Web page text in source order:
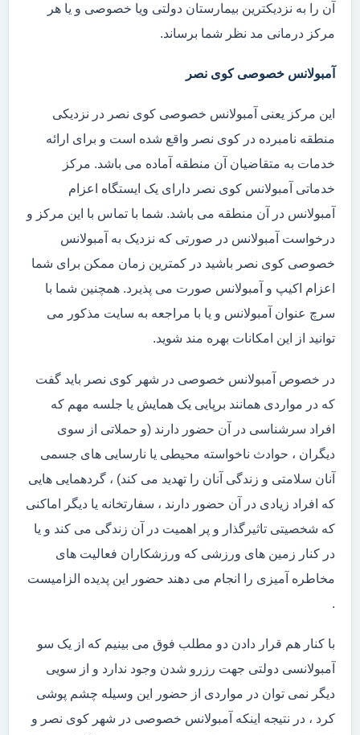
آن را به نزدیکترین بیمارستان دولتی ویا خصوصی و یا هر
مرکز درمانی مد نظر شما برساند.
آمبولانس خصوصی کوی نصر
این مرکز یعنی آمبولانس خصوصی کوی نصر در نزدیکی
منطقه نامبرده در کوی نصر واقع شده است و برای ارائه
خدمات به متقاضیان آن منطقه آماده می باشد. مرکز
خدماتی آمبولانس کوی نصر دارای یک ایستگاه اعزام
آمبولانس در آن منطقه می باشد. شما با تماس با این مرکز و
درخواست آمبولانس در صورتی که نزدیک به آمبولانس
خصوصی کوی نصر باشید در کمترین زمان ممکن برای شما
اعزام اکیپ و آمبولانس صورت می پذیرد. همچنین شما با
سرچ عنوان آمبولانس و یا با مراجعه به سایت مذکور می
توانید از این امکانات بهره مند شوید.
در خصوص آمبولانس خصوصی در شهر کوی نصر باید گفت
که در مواردی همانند برپایی یک همایش یا جلسه مهم که
افراد سرشناسی در آن حضور دارند (و حملاتی از سوی
دیگران ، حوادث ناخواسته محیطی یا نارسایی های جسمی
آنان سلامتی و زندگی آنان را تهدید می کند) ، گردهمایی هایی
که افراد زیادی در آن حضور دارند ، سفارتخانه یا دیگر اماکنی
که شخصیتی تاثیرگذار و پر اهمیت در آن زندگی می کند و یا
در کنار زمین های ورزشی که ورزشکاران فعالیت های
مخاطره آمیزی را انجام می دهند حضور این پدیده الزامیست
.
با کنار هم قرار دادن دو مطلب فوق می بینیم که از یک سو
آمبولانسی دولتی جهت رزرو شدن وجود ندارد و از سویی
دیگر نمی توان در مواردی از حضور این وسیله چشم پوشی
کرد ، در نتیجه اینکه آمبولانس خصوصی در شهر کوی نصر و